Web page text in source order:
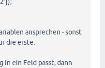
ansprechen - sonst
die erste.
in ein Feld passt, dann